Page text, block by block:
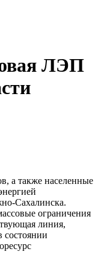
ЛЭП
а также населенные
Сахалинска.
ограничения
линия,
состоянии